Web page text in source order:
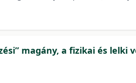
magány, a fizikai és lelki